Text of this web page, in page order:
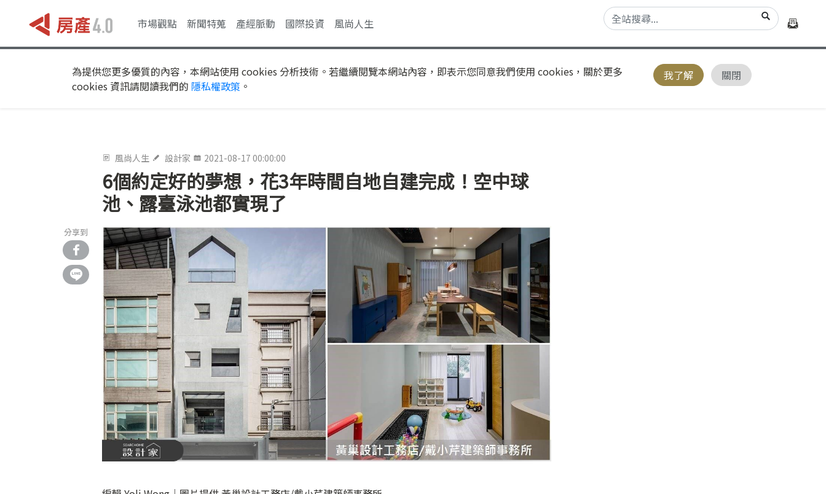
市場觀點 新聞特蒐 產經脈動 國際投資 風尚人生
為提供您更多優質的內容，本網站使用 cookies 分析技術。若繼續閱覽本網站內容，即表示您同意我們使用 cookies，關於更多
cookies 資訊請閱讀我們的 隱私權政策 。
我了解 關閉
風尚人生 設計家 2021-08-17 00:00:00
6個約定好的夢想，花3年時間自地自建完成！空中球
池、露臺泳池都實現了
分享到